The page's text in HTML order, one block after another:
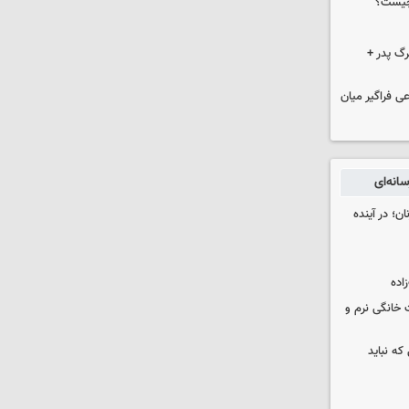
پدر +
فراگیر میان
در آینده
خانگی نرم و
نباید